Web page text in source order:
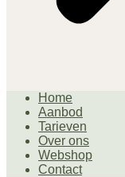
Home
Aanbod
Tarieven
Over ons
Webshop
Contact